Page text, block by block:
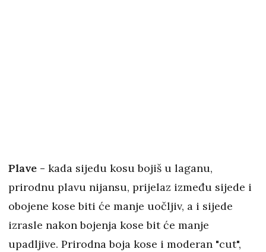
Plave - kada sijedu kosu bojiš u laganu,
prirodnu plavu nijansu, prijelaz između sijede i
obojene kose biti će manje uočljiv, a i sijede
izrasle nakon bojenja kose bit će manje
upadljive. Prirodna boja kose i moderan "cut",